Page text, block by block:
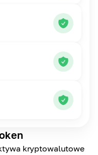
kryptowalutowe